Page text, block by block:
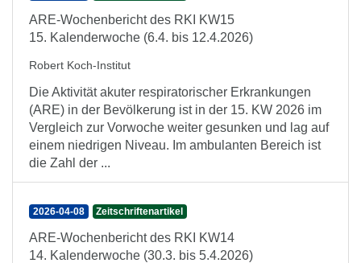
ARE-Wochenbericht des RKI KW15
15. Kalenderwoche (6.4. bis 12.4.2026)
Robert Koch-Institut
Die Aktivität akuter respiratorischer Erkrankungen
(ARE) in der Bevölkerung ist in der 15. KW 2026 im
Vergleich zur Vorwoche weiter gesunken und lag auf
einem niedrigen Niveau. Im ambulanten Bereich ist
die Zahl der ...
2026-04-08 Zeitschriftenartikel
ARE-Wochenbericht des RKI KW14
14. Kalenderwoche (30.3. bis 5.4.2026)